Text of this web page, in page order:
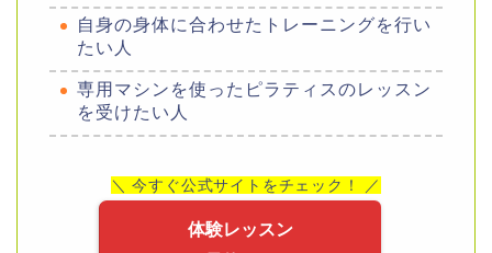
自身の身体に合わせたトレーニングを行い
たい人
専用マシンを使ったピラティスのレッスン
を受けたい人
＼ 今すぐ公式サイトをチェック！ ／
体験レッスン